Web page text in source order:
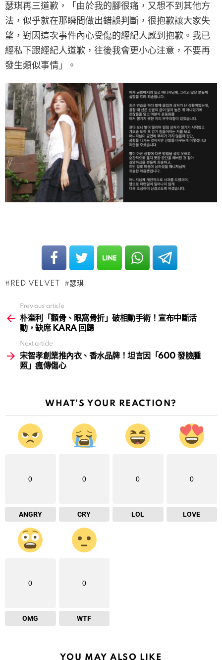
瑟琪再三道歉，「由於我的腳很痛，又想不到其他方
法，似乎就在那瞬間做出錯誤判斷，很抱歉讓大家失
望，對因這次事件內心受傷的經紀人感到抱歉。我已
經私下跟經紀人道歉，往後我會更小心注意，不要再
發生類似事情」。
RED VELVET 瑟琪
more
Previous article
朴奎利「顴骨、眼窩骨折」破相動手術！宣布中斷活
動，缺席 KARA 回歸
Next article
宋智孝創業推內衣、香水品牌！坦言因「600 發臉腫
照」瘋傳傷心
WHAT'S YOUR REACTION?
0
ANGRY
0
CRY
0
LOL
0
LOVE
0
OMG
0
WTF
YOU MAY ALSO LIKE